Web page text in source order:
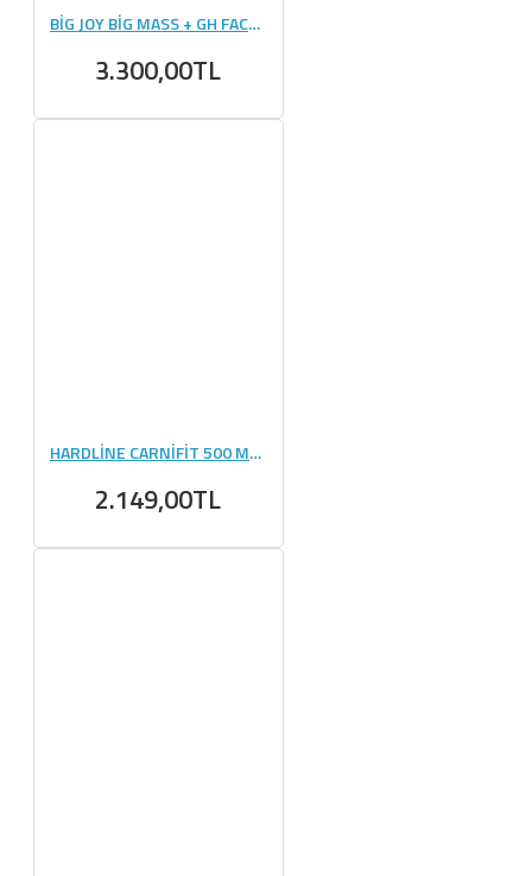
BİG JOY BİG MASS + GH FACTORS 5000 GR - MİX
3.300,00TL
HARDLİNE CARNİFİT 500 ML - 24 ADET
2.149,00TL